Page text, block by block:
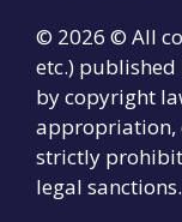
© 2026 © All
etc.)
by copyright
appropriation,
strictly
legal sanctions.